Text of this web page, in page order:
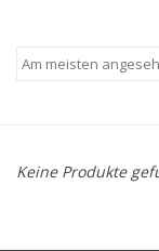
Keine Produkte